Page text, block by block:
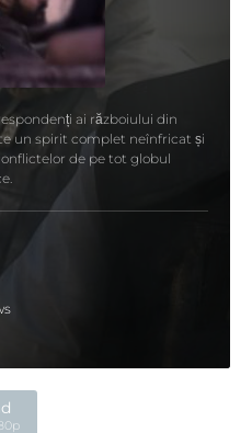
ai războiului din
un spirit complet neînfricat și
de pe tot globul